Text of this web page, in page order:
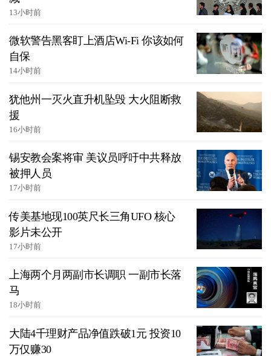
13小时前
微软警告黑客盯上酒店Wi-Fi 你该如何
自保
14小时前
犹他州一灭火直升机坠毁 大火阻断救
援
16小时前
锡安教会案将审 美议员呼吁中共释放
被押人员
17小时前
传美基地现100英尺长三角UFO 核心
影片未公开
17小时前
上海两个月两副市长调职 一副市长落
马
18小时前
大陆4千理财产品净值跌破1元 投资10
万仅赚30